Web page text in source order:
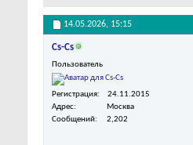
14.05.2026, 15:15
Cs-Cs
Пользователь
Регистрация
24.11.2015
Адрес
Москва
Сообщений
2,202